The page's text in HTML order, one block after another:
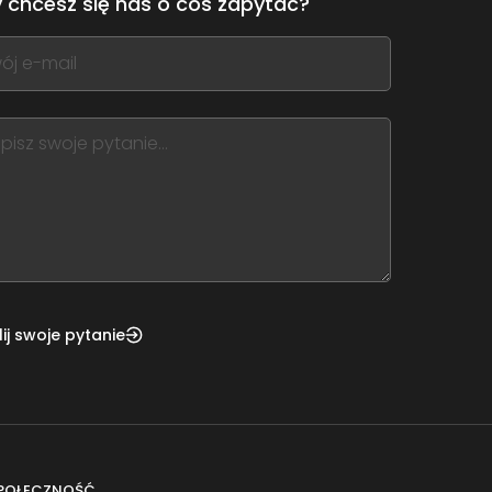
swoje pytanie